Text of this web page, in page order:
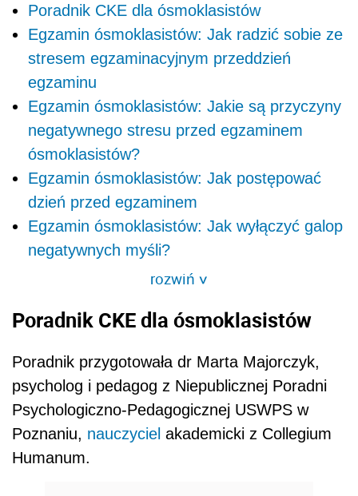
Poradnik CKE dla ósmoklasistów
Egzamin ósmoklasistów: Jak radzić sobie ze
stresem egzaminacyjnym przeddzień
egzaminu
Egzamin ósmoklasistów: Jakie są przyczyny
negatywnego stresu przed egzaminem
ósmoklasistów?
Egzamin ósmoklasistów: Jak postępować
dzień przed egzaminem
Egzamin ósmoklasistów: Jak wyłączyć galop
negatywnych myśli?
rozwiń>
Poradnik CKE dla ósmoklasistów
Poradnik przygotowała dr Marta Majorczyk,
psycholog i pedagog z Niepublicznej Poradni
Psychologiczno-Pedagogicznej USWPS w
Poznaniu, nauczyciel akademicki z Collegium
Humanum.